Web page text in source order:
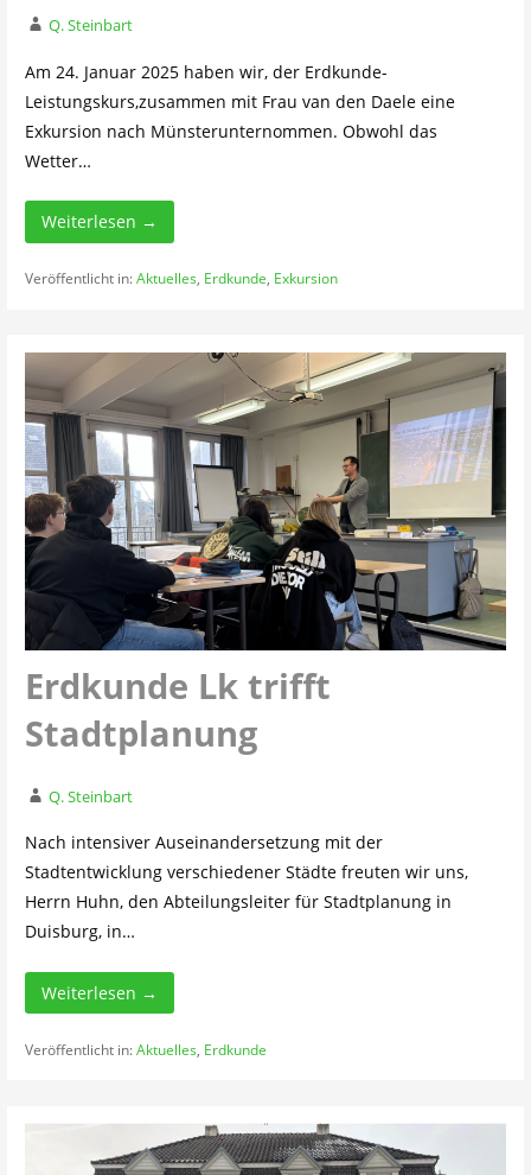
Q. Steinbart
Am 24. Januar 2025 haben wir, der Erdkunde-
Leistungskurs,zusammen mit Frau van den Daele eine
Exkursion nach Münsterunternommen. Obwohl das
Wetter…
Weiterlesen →
Veröffentlicht in:Aktuelles, Erdkunde, Exkursion
Erdkunde Lk trifft
Stadtplanung
Q. Steinbart
Nach intensiver Auseinandersetzung mit der
Stadtentwicklung verschiedener Städte freuten wir uns,
Herrn Huhn, den Abteilungsleiter für Stadtplanung in
Duisburg, in…
Weiterlesen →
Veröffentlicht in:Aktuelles, Erdkunde